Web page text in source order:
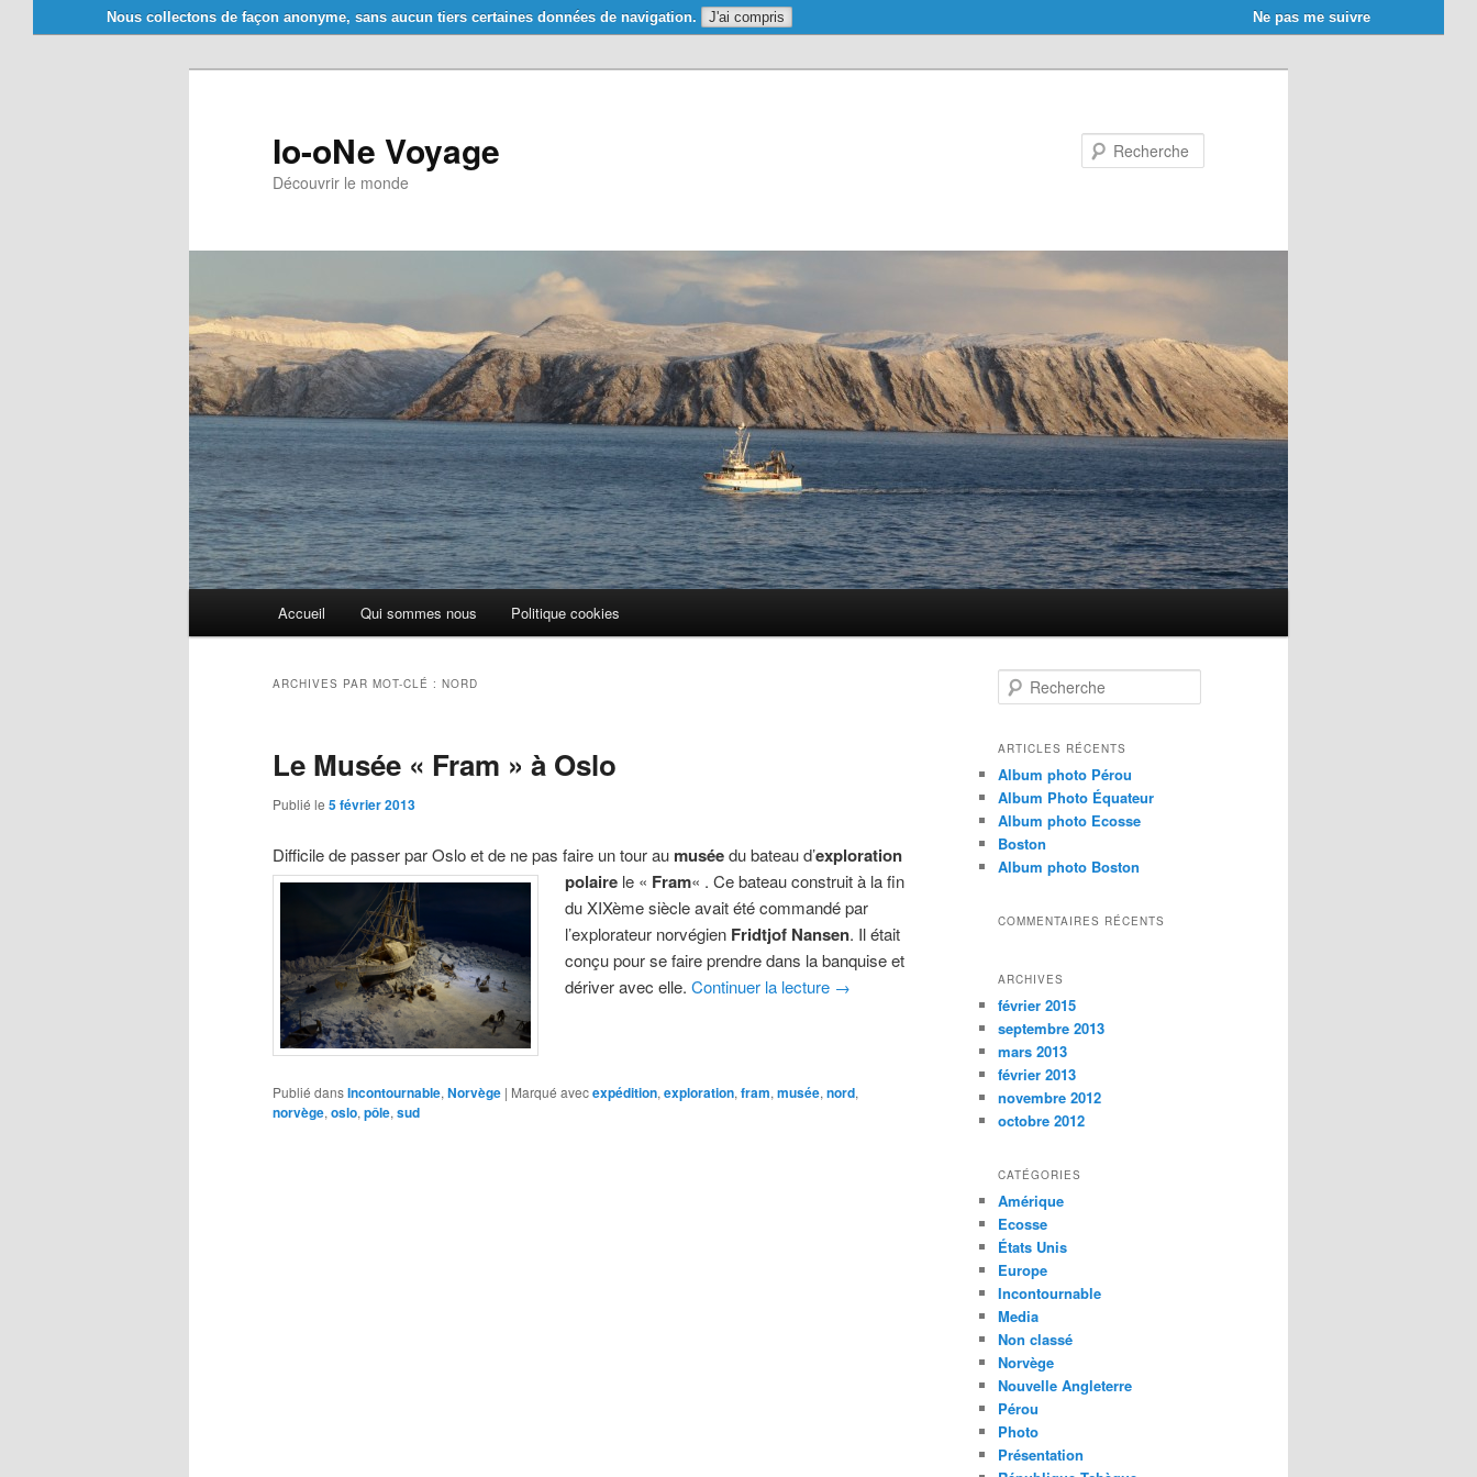
Nous collectons de façon anonyme, sans aucun tiers certaines données de navigation. J'ai compris Ne pas me suivre
Io-oNe Voyage
Découvrir le monde
Accueil Qui sommes nous Politique cookies
ARCHIVES PAR MOT-CLÉ : NORD
Le Musée « Fram » à Oslo
Publié le 5 février 2013
Difficile de passer par Oslo et de ne pas faire un tour au muséedu bateau d’exploration
polaire le « Fram« .Ce bateau construit à la fin
du XIXème siècle avait été commandé par
l’explorateur norvégien Fridtjof Nansen. Il était
conçu pour se faire prendre dans la banquise et
dériver avec elle.Continuer la lecture →
Publié dansIncontournable, Norvège | Marqué avecexpédition, exploration, fram, musée, nord,
norvège, oslo, pôle, sud
e
h
r
c
h
e
ARTICLES RÉCENTS
Album photo Pérou
Album Photo Équateur
Album photo Ecosse
Boston
Album photo Boston
COMMENTAIRES RÉCENTS
ARCHIVES
février 2015
septembre 2013
mars 2013
février 2013
novembre 2012
octobre 2012
CATÉGORIES
Amérique
Ecosse
États Unis
Europe
Incontournable
Media
Non classé
Norvège
Nouvelle Angleterre
Pérou
Photo
Présentation